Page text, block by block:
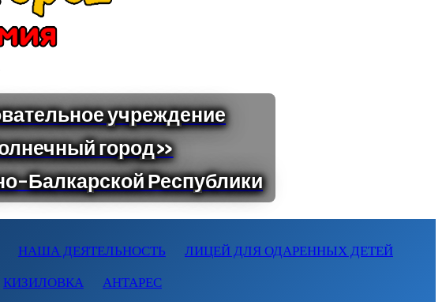
НАША ДЕЯТЕЛЬНОСТЬ ЛИЦЕЙ ДЛЯ ОДАРЕННЫХ ДЕТЕЙ
КИЗИЛОВКА АНТАРЕС